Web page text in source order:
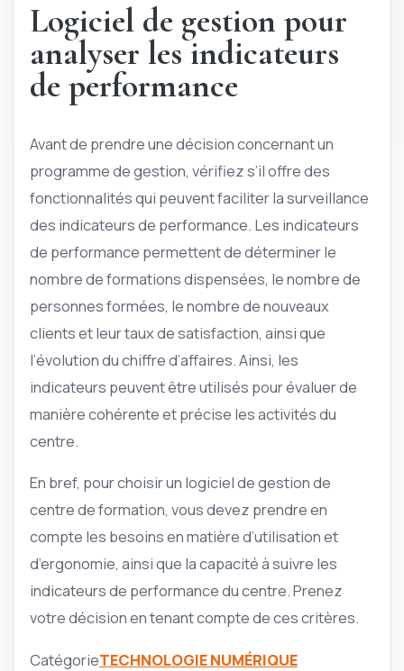
Logiciel de gestion pour
analyser les indicateurs
de performance
Avant de prendre une décision concernant un
programme de gestion, vérifiez s’il offre des
fonctionnalités qui peuvent faciliter la surveillance
des indicateurs de performance. Les indicateurs
de performance permettent de déterminer le
nombre de formations dispensées, le nombre de
personnes formées, le nombre de nouveaux
clients et leur taux de satisfaction, ainsi que
l’évolution du chiffre d’affaires. Ainsi, les
indicateurs peuvent être utilisés pour évaluer de
manière cohérente et précise les activités du
centre.
En bref, pour choisir un logiciel de gestion de
centre de formation, vous devez prendre en
compte les besoins en matière d’utilisation et
d’ergonomie, ainsi que la capacité à suivre les
indicateurs de performance du centre. Prenez
votre décision en tenant compte de ces critères.
CatégorieTECHNOLOGIE NUMÉRIQUE